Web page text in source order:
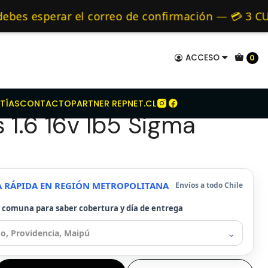
ACCESO 0
de confirmación — 💳 3 CUOTAS
CONTACTOPARTNER REPNET.CL
de 24 hrs hábiles.
De Embrague Para Ford Focus 1.6 16v Ib5 Sigma 2011-
🚚 Envíos diariamente a
Embrague Para Ford
1.6 16v Ib5 Sigma
RÁPIDA EN REGIÓN METROPOLITANA Envíos a todo Chile
comuna para saber cobertura y día de entrega
⌄